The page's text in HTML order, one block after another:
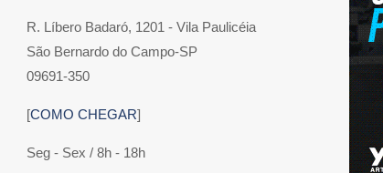
R. Líbero Badaró, 1201 - Vila Paulicéia
São Bernardo do Campo-SP
09691-350
[COMO CHEGAR]
Seg - Sex / 8h - 18h